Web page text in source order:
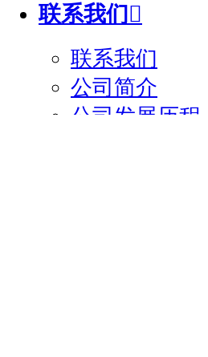
联系我们
联系我们
公司简介
公司发展历程